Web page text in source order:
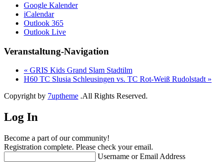
Google Kalender
iCalendar
Outlook 365
Outlook Live
Veranstaltung-Navigation
« GRIS Kids Grand Slam Stadtilm
H60 TC Slusia Schleusingen vs. TC Rot-Weiß Rudolstadt »
Copyright by 7uptheme .All Rights Reserved.
Log In
Become a part of our community!
Registration complete. Please check your email.
Username or Email Address